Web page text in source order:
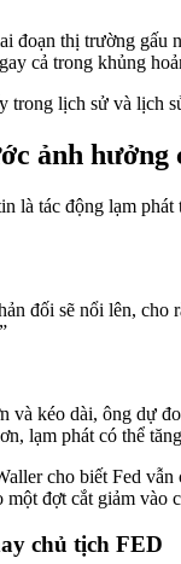
đoạn thị trường
cả trong khủng
trong lịch sử và lịch
ảnh hưởng
là tác động lạm
đối sẽ nổi lên,
và kéo dài, ông dự
lạm phát có thể
cho biết Fed
đợt cắt giảm vào
chủ tịch FED